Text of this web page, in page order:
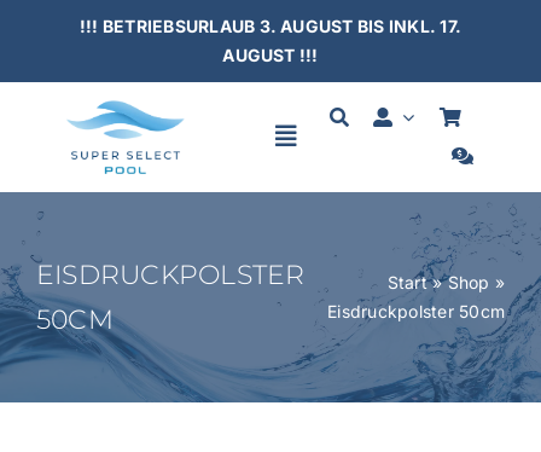
content
!!! BETRIEBSURLAUB 3. AUGUST BIS INKL. 17.
AUGUST !!!
Toggle
HOME
SCHWIMMBÄDER
ÜBERDACHUNGEN
EISDRUCKPOLSTER
50CM
Start»Shop »
Eisdruckpolster 50cm